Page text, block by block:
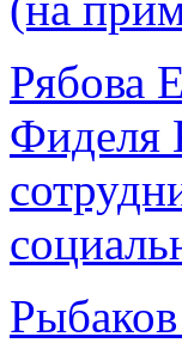
Рябова
Фиделя